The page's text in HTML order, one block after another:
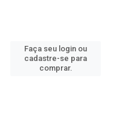
Faça seu login ou
cadastre-se para
comprar.